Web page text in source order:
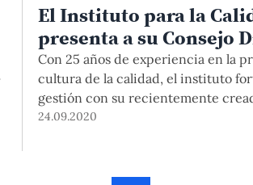
El Instituto para la
presenta a su Consejo
Con 25 años de experiencia en la
cultura de la calidad, el instituto
gestión con su recientemente
Directivo, conformado por docentes
24.09.2020